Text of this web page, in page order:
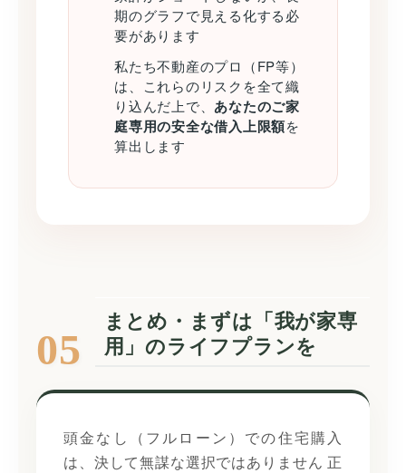
期のグラフで見える化する必
要があります
私たち不動産のプロ（FP等）
は、これらのリスクを全て織
り込んだ上で、 あなたのご家
庭専用の安全な借入上限額を
算出します
05
まとめ・まずは「我が家専
用」のライフプランを
頭金なし（フルローン）での住宅購入
は、決して無謀な選択ではありません 正